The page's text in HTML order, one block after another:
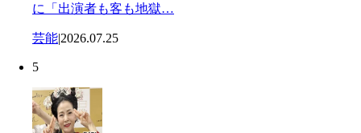
に「出演者も客も地獄…
芸能|2026.07.25
5